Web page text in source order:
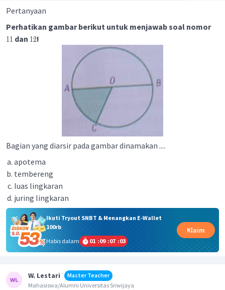
Pertanyaan
Perhatikan gambar berikut untuk menjawab soal nomor
11 dan 12!
Bagian yang diarsir pada gambar dinamakan ....
apotema
tembereng
luas lingkaran
juring lingkaran
Ikuti Tryout SNBT & Menangkan E-Wallet
100rb
Habis dalam
01 :09 :07 :03
Klaim
W. Lestari
Master Teacher
Mahasiswa/Alumni Universitas Sriwijaya